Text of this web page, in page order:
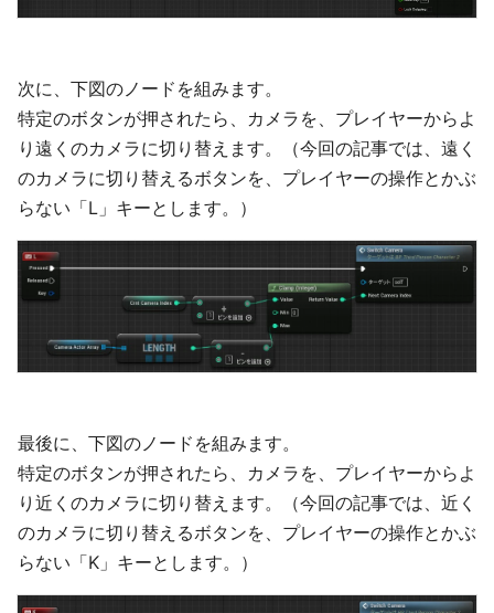
次に、下図のノードを組みます。
特定のボタンが押されたら、カメラを、プレイヤーからよ
り遠くのカメラに切り替えます。（今回の記事では、遠く
のカメラに切り替えるボタンを、プレイヤーの操作とかぶ
らない「L」キーとします。）
最後に、下図のノードを組みます。
特定のボタンが押されたら、カメラを、プレイヤーからよ
り近くのカメラに切り替えます。（今回の記事では、近く
のカメラに切り替えるボタンを、プレイヤーの操作とかぶ
らない「K」キーとします。）